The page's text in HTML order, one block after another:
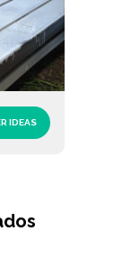
IDEAS